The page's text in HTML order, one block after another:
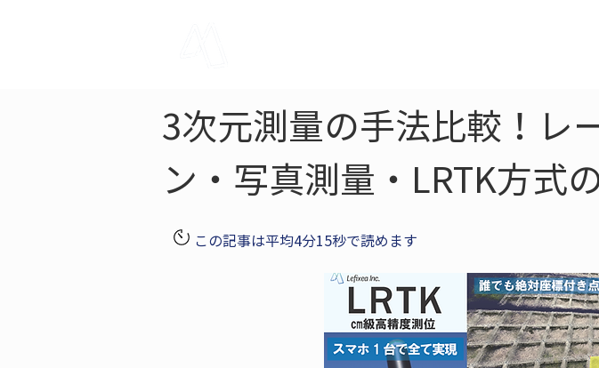
3次元測量の手法比較！レ
ン・写真測量・LRTK方式
この記事は平均4分15秒で読めます